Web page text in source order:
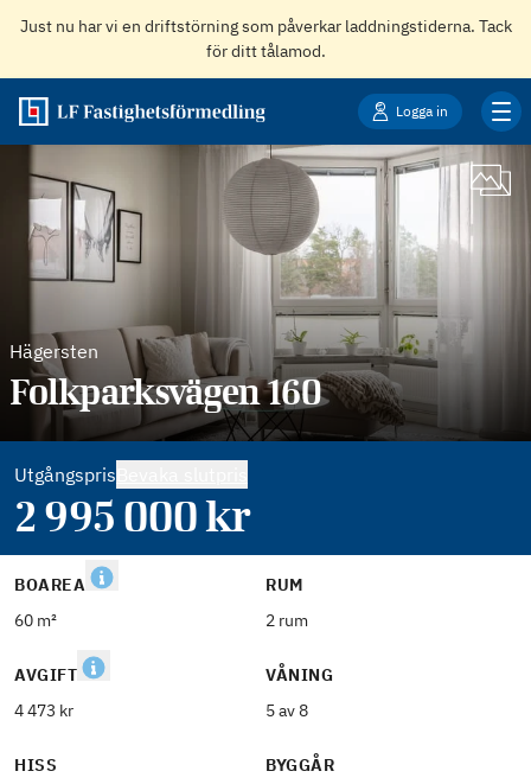
Just nu har vi en driftstörning som påverkar laddningstiderna. Tack
för ditt tålamod.
Logga in
Hägersten
Folkparksvägen 160
Utgångspris
2 995 000kr
BOAREA
60 m²
RUM
2 rum
AVGIFT
4 473 kr
VÅNING
5 av 8
HISS
BYGGÅR